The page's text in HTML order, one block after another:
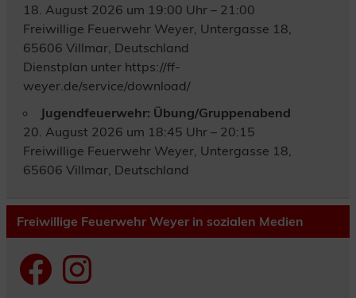
18. August 2026 um 19:00 Uhr – 21:00
Freiwillige Feuerwehr Weyer, Untergasse 18,
65606 Villmar, Deutschland
Dienstplan unter https://ff-
weyer.de/service/download/
Jugendfeuerwehr: Übung/Gruppenabend
20. August 2026 um 18:45 Uhr – 20:15
Freiwillige Feuerwehr Weyer, Untergasse 18,
65606 Villmar, Deutschland
Freiwillige Feuerwehr Weyer in sozialen Medien
FacebookInstagram